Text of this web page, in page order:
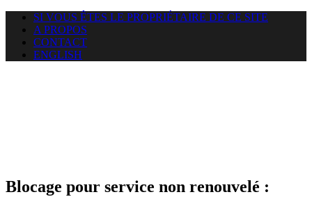
SI VOUS ÊTES LE PROPRIÉTAIRE DE CE SITE
A PROPOS
CONTACT
ENGLISH
Blocage pour service non renouvelé :